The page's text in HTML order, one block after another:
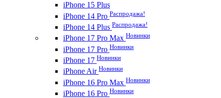
iPhone 15 Plus
iPhone 14 Pro Распродажа!
iPhone 14 Plus Распродажа!
iPhone 17 Pro Max Новинки
iPhone 17 Pro Новинки
iPhone 17 Новинки
iPhone Air Новинки
iPhone 16 Pro Max Новинки
iPhone 16 Pro Новинки